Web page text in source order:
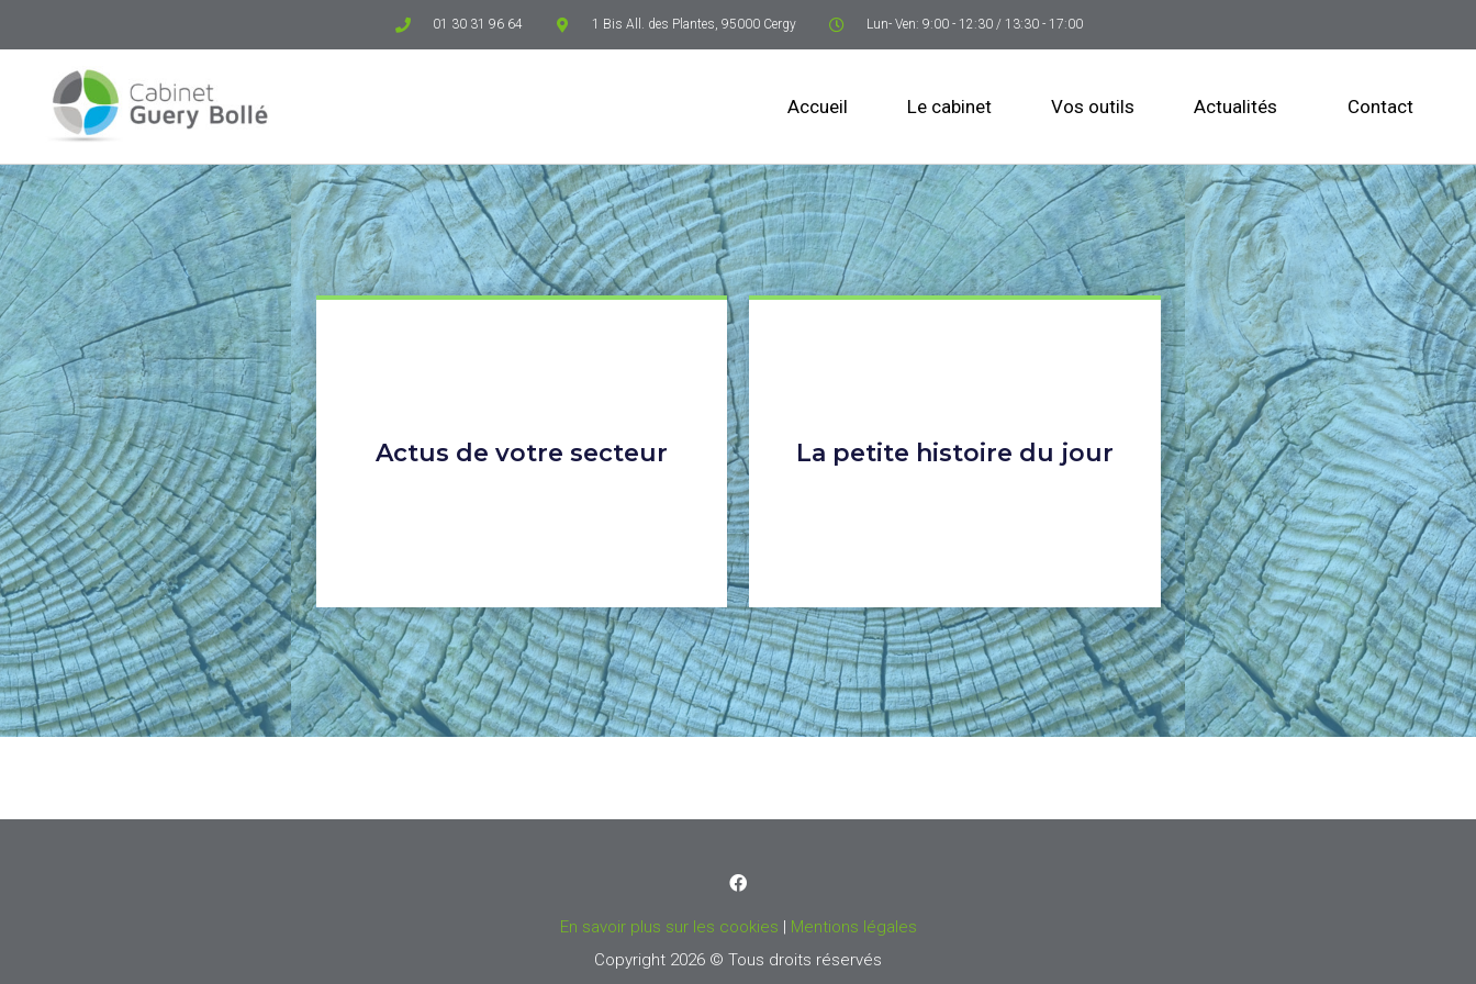
01 30 31 96 64 1 Bis All. des Plantes, 95000 Cergy Lun- Ven: 9:00 - 12:30 / 13:30 - 17:00
Accueil Le cabinet Vos outils Actualités Contact
Actus de votre secteur La petite histoire du jour
En savoir plus sur les cookies | Mentions légales
Copyright 2026 © Tous droits réservés